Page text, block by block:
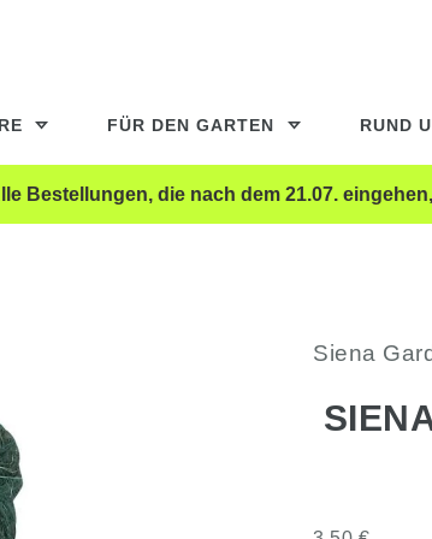
FÜR DEN GARTEN RUND
Bestellungen, die nach dem 21.07.
Siena